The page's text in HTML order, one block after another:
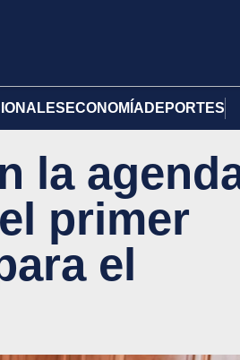
ECONOMÍA DEPORTES
la
primer
el